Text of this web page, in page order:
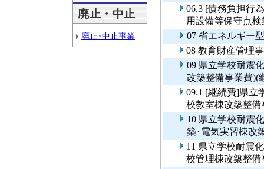
廃止・中止
廃止･中止事業
06.3 [債務負担行
用設備等保守点
07 省エネルギー
08 教育財産管理
09 県立学校耐震
改築整備事業費)(
09.1 [継続費]県立
校教室棟改築整
10 県立学校耐震
築･電気実習棟改
11 県立学校耐震
校管理棟改築整